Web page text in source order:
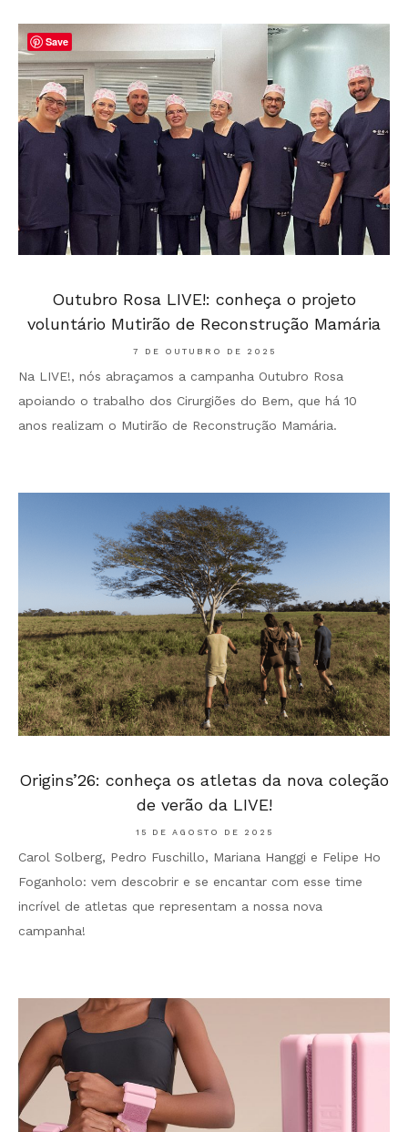
Outubro Rosa LIVE!: conheça o projeto
voluntário Mutirão de Reconstrução Mamária
7 DE OUTUBRO DE 2025
Na LIVE!, nós abraçamos a campanha Outubro Rosa
apoiando o trabalho dos Cirurgiões do Bem, que há 10
anos realizam o Mutirão de Reconstrução Mamária.
Origins’26: conheça os atletas da nova coleção
de verão da LIVE!
15 DE AGOSTO DE 2025
Carol Solberg, Pedro Fuschillo, Mariana Hanggi e Felipe Ho
Foganholo: vem descobrir e se encantar com esse time
incrível de atletas que representam a nossa nova
campanha!
Save